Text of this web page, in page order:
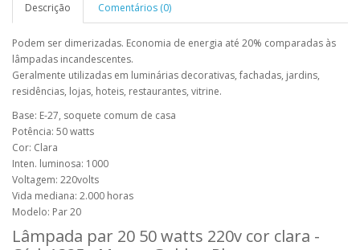
Descrição Comentários (0)
Podem ser dimerizadas. Economia de energia até 20% comparadas às
lâmpadas incandescentes.
Geralmente utilizadas em luminárias decorativas, fachadas, jardins,
residências, lojas, hoteis, restaurantes, vitrine.
Base: E-27, soquete comum de casa
Potência: 50 watts
Cor: Clara
Inten. luminosa: 1000
Voltagem: 220volts
Vida mediana: 2.000 horas
Modelo: Par 20
Lâmpada par 20 50 watts 220v cor clara -